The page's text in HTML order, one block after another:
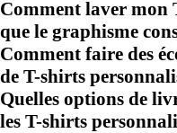
Comment laver mon
que le graphisme
Comment faire des
de T-shirts
Quelles options de
les T-shirts